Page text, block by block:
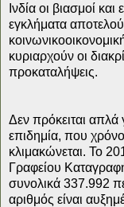
Ινδία οι βιασμοί
εγκλήματα
κυριαρχούν οι
προκαταλήψεις.
Δεν πρόκειται απλά
επιδημία, που
κλιμακώνεται. Το
Γραφείου
συνολικά 337.992
αριθμός είναι